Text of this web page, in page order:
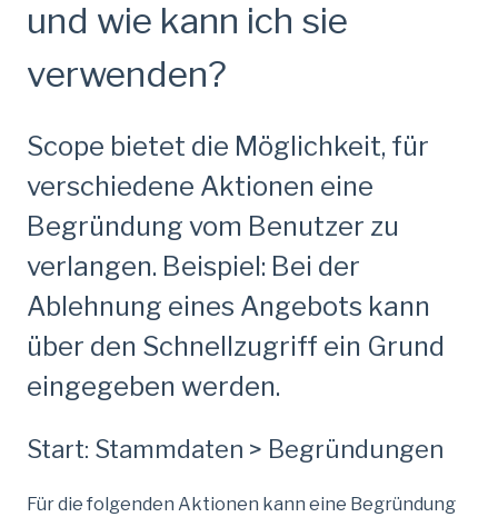
und wie kann ich sie
verwenden?
Scope bietet die Möglichkeit, für
verschiedene Aktionen eine
Begründung vom Benutzer zu
verlangen. Beispiel: Bei der
Ablehnung eines Angebots kann
über den Schnellzugriff ein Grund
eingegeben werden.
Start: Stammdaten > Begründungen
Für die folgenden Aktionen kann eine Begründung